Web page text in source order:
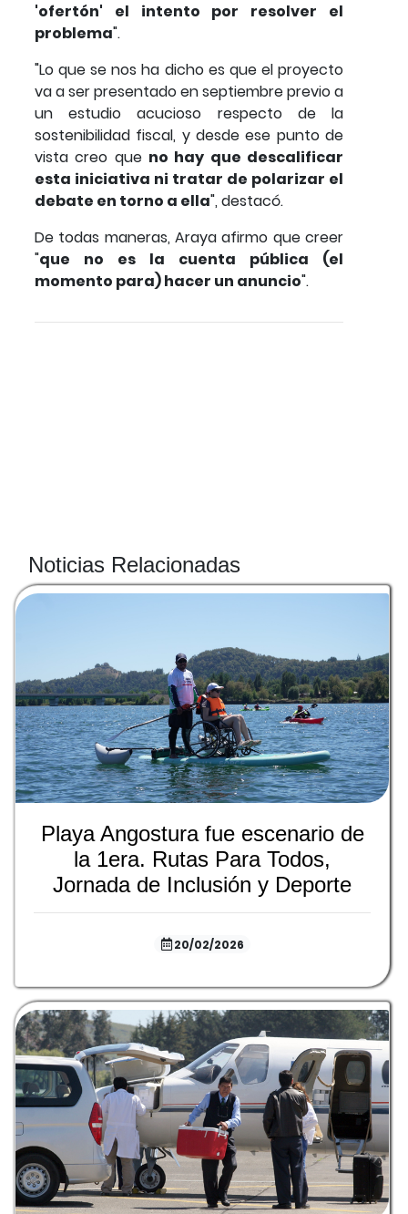
'ofertón' el intento por resolver el
problema".
"Lo que se nos ha dicho es que el proyecto
va a ser presentado en septiembre previo a
un estudio acucioso respecto de la
sostenibilidad fiscal, y desde ese punto de
vista creo que no hay que descalificar
esta iniciativa ni tratar de polarizar el
debate en torno a ella", destacó.
De todas maneras, Araya afirmo que creer
"que no es la cuenta pública (el
momento para) hacer un anuncio".
Noticias Relacionadas
Playa Angostura fue escenario de
la 1era. Rutas Para Todos,
Jornada de Inclusión y Deporte
20/02/2026